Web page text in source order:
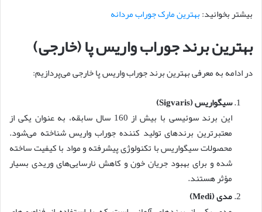
بیشتر بخوانید:بهترین مارک جوراب مردانه
بهترین برند جوراب واریس پا (خارجی)
در ادامه به معرفی بهترین برند جوراب واریس پا خارجی می‌پردازیم:
سیگواریس (Sigvaris)
این برند سوئیسی با بیش از 160 سال سابقه، به عنوان یکی از
معتبرترین برندهای تولید کننده جوراب واریس شناخته می‌شود.
محصولات سیگواریس با تکنولوژی پیشرفته و مواد با کیفیت ساخته
شده و برای بهبود جریان خون و کاهش نارسایی‌های وریدی بسیار
مؤثر هستند.
مدی (Medi)